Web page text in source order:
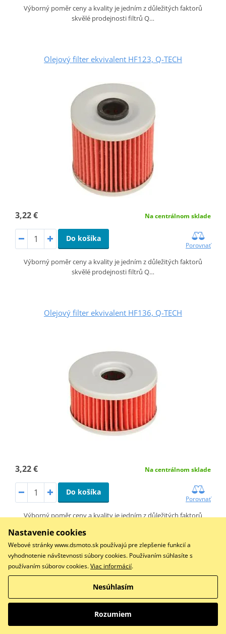
Výborný poměr ceny a kvality je jedním z důležitých faktorů
skvělé prodejnosti filtrů Q…
Olejový filter ekvivalent HF123, Q-TECH
3,22 € Na centrálnom sklade
Do košíka
Porovnať
Výborný poměr ceny a kvality je jedním z důležitých faktorů
skvělé prodejnosti filtrů Q…
Olejový filter ekvivalent HF136, Q-TECH
3,22 € Na centrálnom sklade
Do košíka
Porovnať
Výborný poměr ceny a kvality je jedním z důležitých faktorů
Olejový filter NYPSO 100609291
Nastavenie cookies
Webové stránky www.dsmoto.sk používajú pre zlepšenie funkcií a
vyhodnotenie návštevnosti súbory cookies. Používaním súhlasíte s
používaním súborov cookies.Viac informácií.
Nesúhlasím
Rozumiem